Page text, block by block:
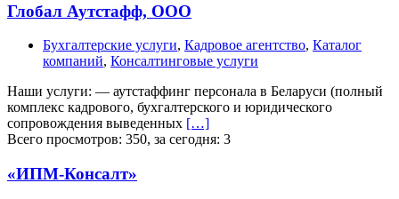
Глобал Аутстафф, ООО
Бухгалтерские услуги, Кадровое агентство, Каталог
компаний, Консалтинговые услуги
Наши услуги: — аутстаффинг персонала в Беларуси (полный
комплекс кадрового, бухгалтерского и юридического
сопровождения выведенных […]
Всего просмотров: 350, за сегодня: 3
«ИПМ-Консалт»